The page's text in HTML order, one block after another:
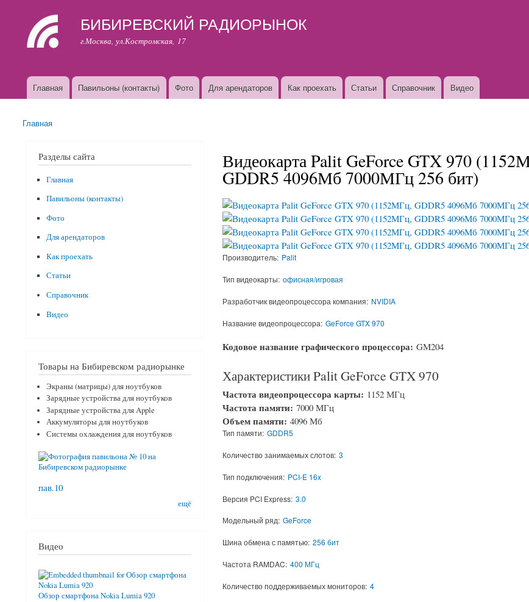
БИБИРЕВСКИЙ РАДИОРЫНОК
г.Москва, ул.Костромская, 17
Основные ссылки
Главная Павильоны (контакты) Фото Для арендаторов Как проехать Статьи Справочник Видео
Вы здесьГлавная
Видеокарта Palit GeForce GTX 970
GDDR5 4096Мб 7000МГц 256 бит)
Производитель: Palit
Тип видеокарты: офисная/игровая
Разработчик видеопроцессора компания: NVIDIA
Название видеопроцессора: GeForce GTX 970
Кодовое название графического процессора: GM204
Характеристики Palit GeForce GTX 970
Частота видеопроцессора карты: 1152 МГц
Частота памяти: 7000 МГц
Объем памяти: 4096 Мб
Тип памяти: GDDR5
Количество занимаемых слотов: 3
Тип подключения: PCI-E 16x
Версия PCI Express: 3.0
Модельный ряд: GeForce
Шина обмена с памятью: 256 бит
Частота RAMDAC: 400 МГц
Количество поддерживаемых мониторов: 4
Разделы сайта
Главная
Павильоны (контакты)
Фото
Для арендаторов
Как проехать
Статьи
Справочник
Видео
Товары на Бибиревском радиорынке
Экраны (матрицы) для ноутбуков
Зарядные устройства для ноутбуков
Зарядные устройства для Apple
Аккумуляторы для ноутбуков
Системы охлаждения для ноутбуков
пав.10
ещё
Видео
Обзор смартфона Nokia Lumia 920